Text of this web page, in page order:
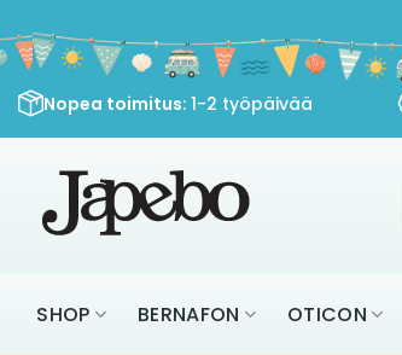
sisältöön
Nopea toimitus: 1-2 työpäivää
SHOP BERNAFON OTICON